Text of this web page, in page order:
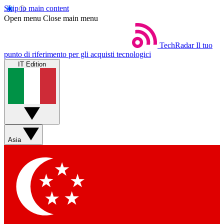
Skip to main content
Open menu Close main menu
TechRadar Il tuo
punto di riferimento per gli acquisti tecnologici
IT Edition
Asia